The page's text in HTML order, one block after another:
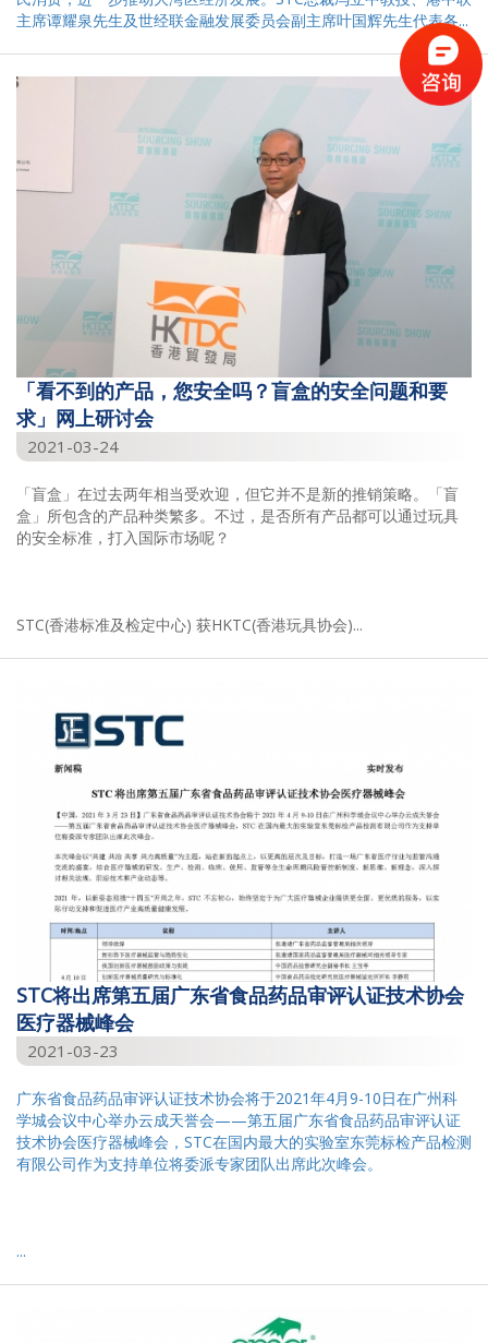
主席谭耀泉先生及世经联金融发展委员会副主席叶国辉先生代表各...
「看不到的产品，您安全吗？盲盒的安全问题和要
求」网上研讨会
2021-03-24
「盲盒」在过去两年相当受欢迎，但它并不是新的推销策略。「盲
盒」所包含的产品种类繁多。不过，是否所有产品都可以通过玩具
的安全标准，打入国际市场呢？
STC(香港标准及检定中心) 获HKTC(香港玩具协会)...
STC将出席第五届广东省食品药品审评认证技术协会
医疗器械峰会
2021-03-23
广东省食品药品审评认证技术协会将于2021年4月9-10日在广州科
学城会议中心举办云成天誉会——第五届广东省食品药品审评认证
技术协会医疗器械峰会，STC在国内最大的实验室东莞标检产品检测
有限公司作为支持单位将委派专家团队出席此次峰会。
...